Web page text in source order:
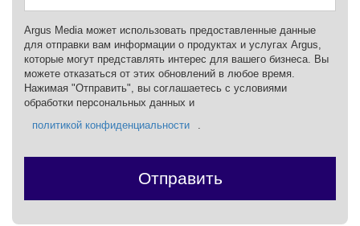
Argus Media может использовать предоставленные данные
для отправки вам информации о продуктах и услугах Argus,
которые могут представлять интерес для вашего бизнеса. Вы
можете отказаться от этих обновлений в любое время.
Нажимая "Отправить", вы соглашаетесь с условиями
обработки персональных данных и
политикой конфиденциальности
Отправить